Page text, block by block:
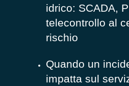
idrico: SCADA,
telecontrollo al
rischio
Quando un
impatta sul